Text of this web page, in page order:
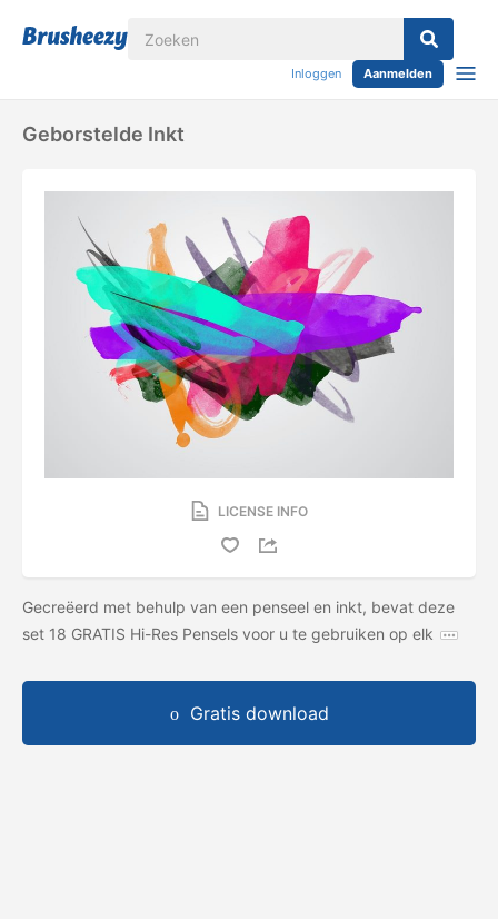
Inloggen Aanmelden
Geborstelde Inkt
LICENSE INFO
Gecreëerd met behulp van een penseel en inkt, bevat deze
set 18 GRATIS Hi-Res Pensels voor u te gebruiken op elk
Gratis download